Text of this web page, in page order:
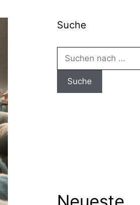
Suche
Suchen
nach: